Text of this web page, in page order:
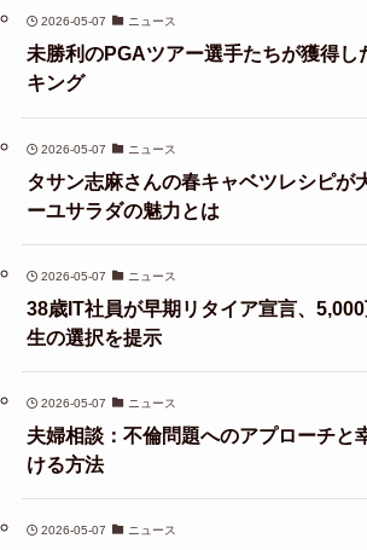
2026-05-07 ニュース
未勝利のPGAツアー選手たちが獲得し
キング
2026-05-07 ニュース
タサン志麻さんの春キャベツレシピが
ーユサラダの魅力とは
2026-05-07 ニュース
38歳IT社員が早期リタイア宣言、
生の選択を提示
2026-05-07 ニュース
夫婦相談：不倫問題へのアプローチと
ける方法
2026-05-07 ニュース